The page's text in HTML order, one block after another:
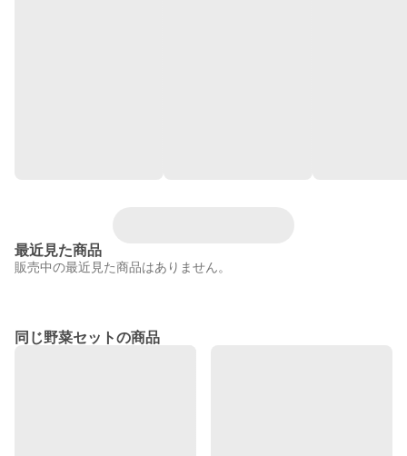
最近見た商品
販売中の最近見た商品はありません。
同じ野菜セットの商品